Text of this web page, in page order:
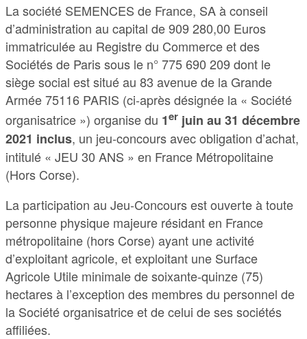
La société SEMENCES de France, SA à conseil
d’administration au capital de 909 280,00 Euros
immatriculée au Registre du Commerce et des
Sociétés de Paris sous le n° 775 690 209 dont le
siège social est situé au 83 avenue de la Grande
Armée 75116 PARIS (ci-après désignée la « Société
organisatrice ») organise du 1er juin au 31 décembre
2021 inclus, un jeu-concours avec obligation d’achat,
intitulé « JEU 30 ANS » en France Métropolitaine
(Hors Corse).
La participation au Jeu-Concours est ouverte à toute
personne physique majeure résidant en France
métropolitaine (hors Corse) ayant une activité
d’exploitant agricole, et exploitant une Surface
Agricole Utile minimale de soixante-quinze (75)
hectares à l’exception des membres du personnel de
la Société organisatrice et de celui de ses sociétés
affiliées.